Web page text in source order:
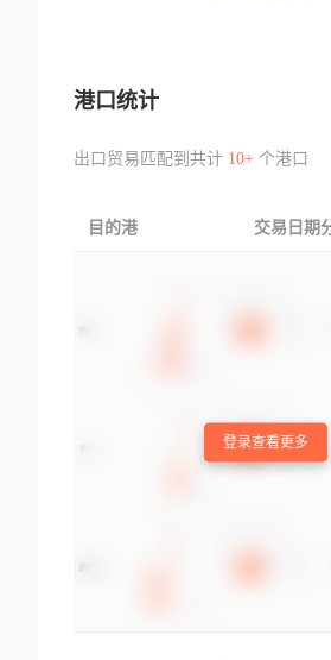
港口统计
出口贸易匹配到共计 10+个港口
目的港 交易日期
登录查看更多